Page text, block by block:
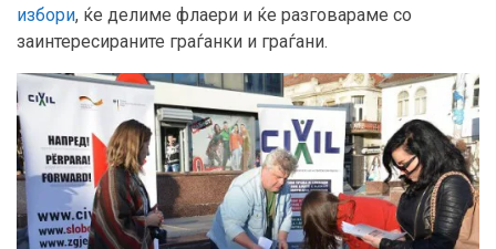
избори, ќе делиме флаери и ќе разговараме со
заинтересираните граѓанки и граѓани.